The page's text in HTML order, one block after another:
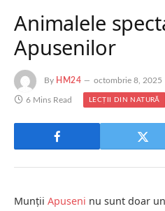
Animalele
Apusenilor
By HM24 octombrie 8, 2025
6 Mins Read LECȚII DIN NATURĂ
Munții Apuseni nu sunt doar